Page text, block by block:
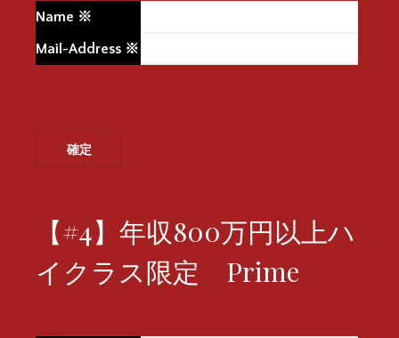
Name ※
Mail-Address ※
【#4】年収800万円以上ハ
イクラス限定 Prime